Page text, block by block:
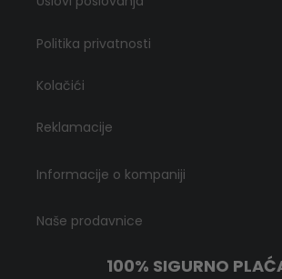
Politika privatnosti
Kolačići
Reklamacije
Informacije o kompaniji
Naše prodavnice
100% SIGURNO